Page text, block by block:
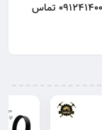
مشخصات و قیمت‌ها، می‌توانید با شماره تماس 09124140052 تماس